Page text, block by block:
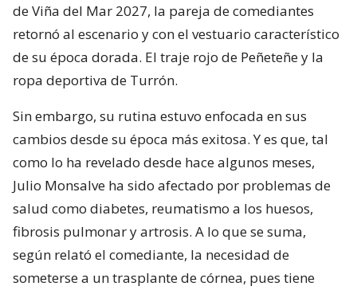
de Viña del Mar 2027, la pareja de comediantes
retornó al escenario y con el vestuario característico
de su época dorada. El traje rojo de Peñeteñe y la
ropa deportiva de Turrón.
Sin embargo, su rutina estuvo enfocada en sus
cambios desde su época más exitosa. Y es que, tal
como lo ha revelado desde hace algunos meses,
Julio Monsalve ha sido afectado por problemas de
salud como diabetes, reumatismo a los huesos,
fibrosis pulmonar y artrosis. A lo que se suma,
según relató el comediante, la necesidad de
someterse a un trasplante de córnea, pues tiene